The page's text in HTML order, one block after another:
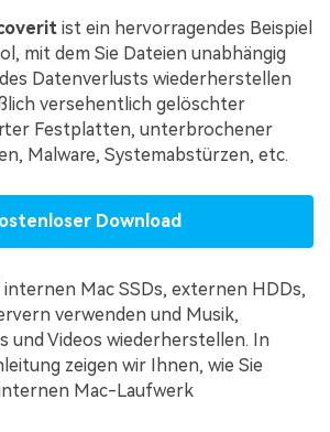
ist ein hervorragendes Beispiel
mit dem Sie Dateien unabhängig
Datenverlusts wiederherstellen
versehentlich gelöschter
Festplatten, unterbrochener
Malware, Systemabstürzen, etc.
Download
Mac SSDs, externen HDDs,
verwenden und Musik,
und Videos wiederherstellen. In
zeigen wir Ihnen, wie Sie
Mac-Laufwerk